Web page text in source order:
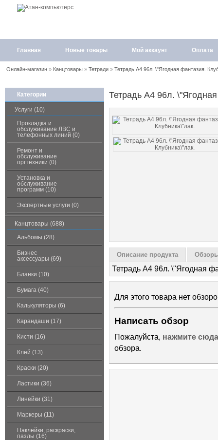
Главная Новые товары Мой аккаунт Оплата
Онлайн-магазин» Канцтовары» Тетради» Тетрадь А4 96л. \"Ягодная фантазия.
Категории
Услуги (10)
Прокладка и
обслуживание ЛВС и
телефонных линий (0)
Ремонт и
обслуживание
оргтехники (0)
Установка и
обслуживание
программ (10)
Экспертные услуги (0)
Канцтовары (688)
Альбомы (28)
Бизнес
аксессуары (69)
Бланки (10)
Бумага (40)
Калькуляторы (6)
Карандаши (17)
Кисти (16)
Клей (13)
Краски (20)
Ластики (36)
Линейки (31)
Маркеры (11)
Наклейки, раскраски,
пазлы (16)
Тетрадь А4 96л.
Описание продукта
Тетрадь А4 96л. \"Ягодная
Для этого товара нет
Написать обзор
Пожалуйста, нажмите сюда
обзора.